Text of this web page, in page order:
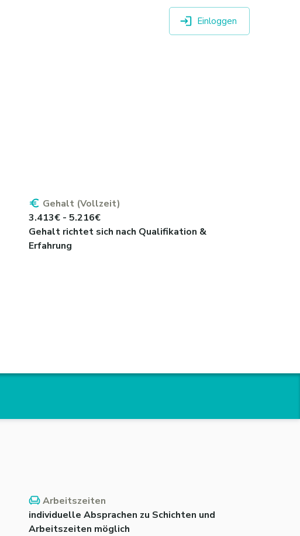
Einloggen
Gehalt (Vollzeit)
3.413€ - 5.216€
Gehalt richtet sich nach Qualifikation &
Erfahrung
Arbeitszeiten
individuelle Absprachen zu Schichten und
Arbeitszeiten möglich